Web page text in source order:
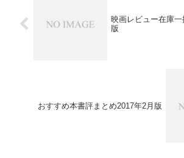
映画レビュー在庫
版
おすすめ本書評まとめ2017年2月版